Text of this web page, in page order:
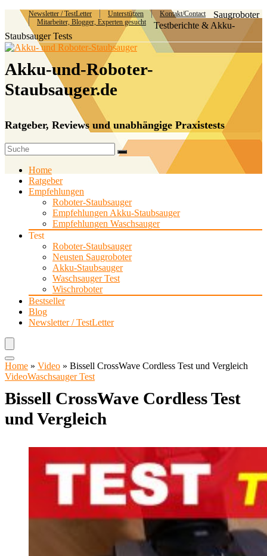
Newsletter / TestLetter Unterstützen
Kontakt/Contact
Mitarbeiter, Blogger, Experten gesucht
Saugroboter
Testberichte & Akku-
Staubsauger Tests
Akku-und-Roboter-
Staubsauger.de
Ratgeber, Reviews und unabhängige Praxistests
Home
Ratgeber
Empfehlungen
Roboter-Staubsauger
Empfehlungen Akku-Staubsauger
Empfehlungen Waschsauger
Test
Roboter-Staubsauger
Neusten Saugroboter
Akku-Staubsauger
Waschsauger Test
Wischroboter
Bestseller
Blog
Newsletter / TestLetter
Home » Video » Bissell CrossWave Cordless Test und Vergleich
VideoWaschsauger Test
Bissell CrossWave Cordless Test
und Vergleich